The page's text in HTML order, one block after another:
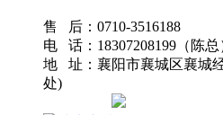
售 后：0710-3516188
电 话：18307208199（陈总
地 址：襄阳市襄城区襄城
处)